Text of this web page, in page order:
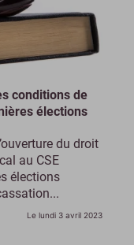
conditions de
élections
du droit
au CSE
élections
Le lundi 3 avril 2023